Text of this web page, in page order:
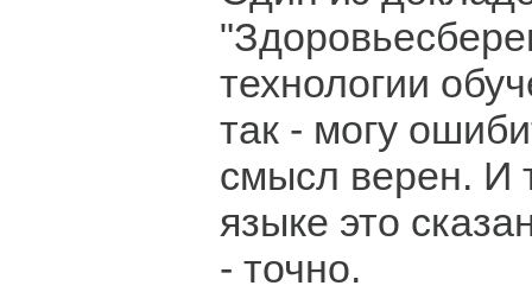
технологии
так - могу
смысл верен. И
языке это
- точно.